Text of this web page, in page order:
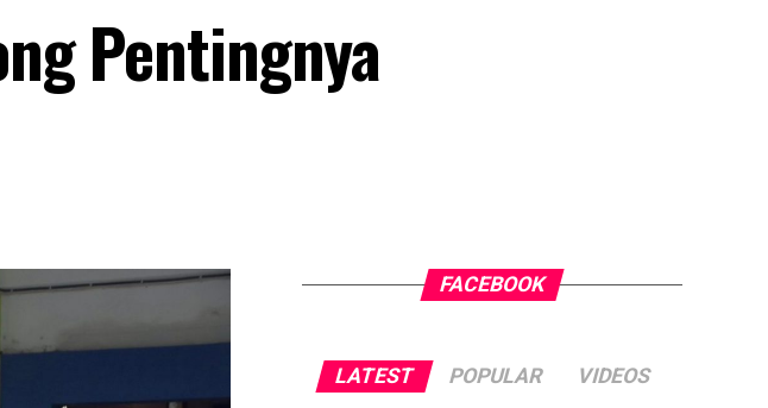
Pentingnya
FACEBOOK
LATEST POPULAR VIDEOS